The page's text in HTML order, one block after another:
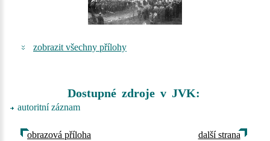
zobrazit všechny přílohy
Dostupné zdroje v JVK:
autoritní záznam
obrazová příloha další strana